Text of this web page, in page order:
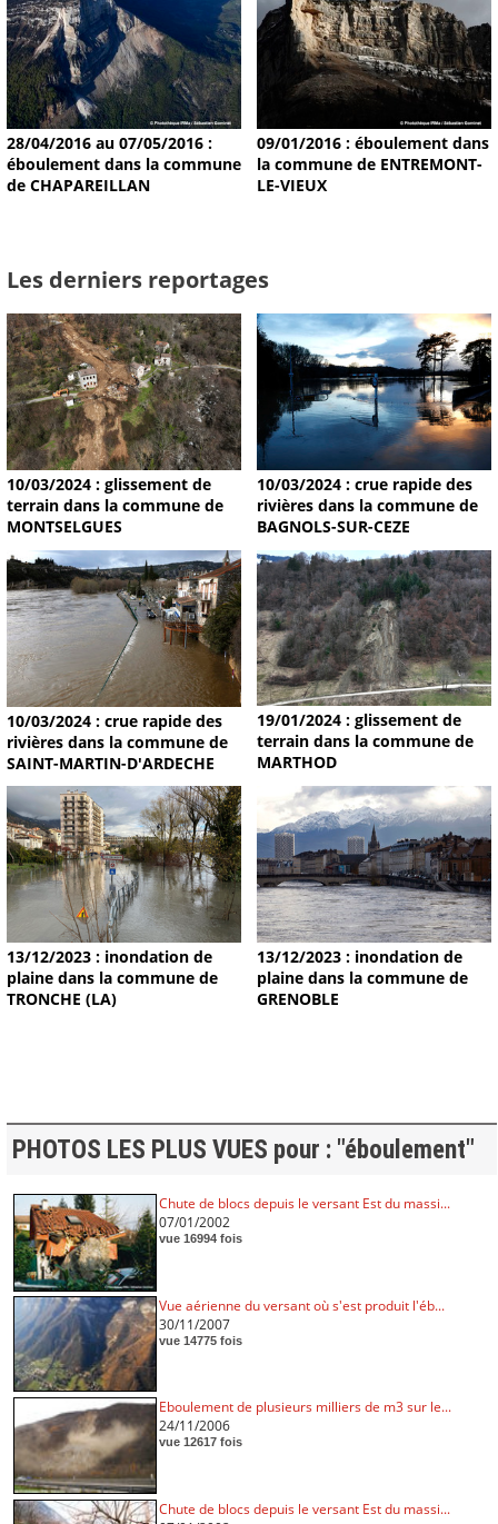
28/04/2016 au 07/05/2016 :
éboulement dans la commune
de CHAPAREILLAN
09/01/2016 : éboulement dans
la commune de ENTREMONT-
LE-VIEUX
Les derniers reportages
10/03/2024 : glissement de
terrain dans la commune de
MONTSELGUES
10/03/2024 : crue rapide des
rivières dans la commune de
BAGNOLS-SUR-CEZE
10/03/2024 : crue rapide des
rivières dans la commune de
SAINT-MARTIN-D'ARDECHE
19/01/2024 : glissement de
terrain dans la commune de
MARTHOD
13/12/2023 : inondation de
plaine dans la commune de
TRONCHE (LA)
13/12/2023 : inondation de
plaine dans la commune de
GRENOBLE
PHOTOS LES PLUS VUES pour : "éboulement"
Chute de blocs depuis le versant Est du massi...
07/01/2002
vue 16994 fois
Vue aérienne du versant où s'est produit l'éb...
30/11/2007
vue 14775 fois
Eboulement de plusieurs milliers de m3 sur le...
24/11/2006
vue 12617 fois
Chute de blocs depuis le versant Est du massi...